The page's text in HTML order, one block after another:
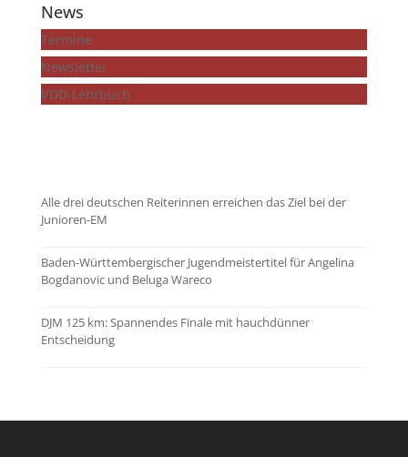
News
Termine
Newsletter
VDD-Lehrbuch
Alle drei deutschen Reiterinnen erreichen das Ziel bei der
Junioren-EM
Baden-Württembergischer Jugendmeistertitel für Angelina
Bogdanovic und Beluga Wareco
DJM 125 km: Spannendes Finale mit hauchdünner
Entscheidung